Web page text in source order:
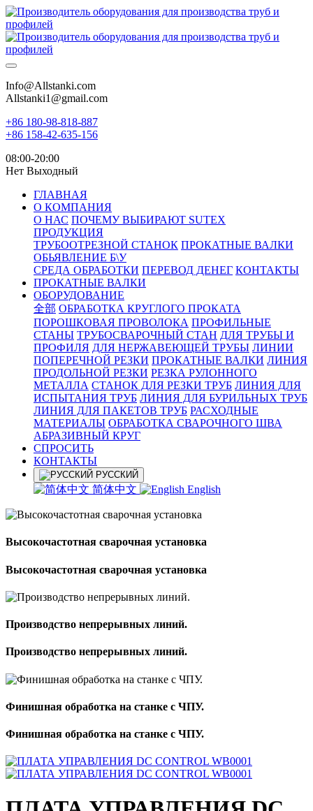
Info@Allstanki.com
Allstanki1@gmail.com
+86 180-98-818-887
+86 158-42-635-156
08:00-20:00
Нет Выходный
ГЛАВНАЯ
О КОМПАНИЯ
О НАС ПОЧЕМУ ВЫБИРАЮТ SUTEX
ПРОДУКЦИЯ
ТРУБООТРЕЗНОЙ СТАНОК ПРОКАТНЫЕ ВАЛКИ
ОБЬЯВЛЕНИЕ Б\У
СРЕДА ОБРАБОТКИ ПЕРЕВОД ДЕНЕГ КОНТАКТЫ
ПРОКАТНЫЕ ВАЛКИ
ОБОРУДОВАНИЕ
全部 ОБРАБОТКА КРУГЛОГО ПРОКАТА
ПОРОШКОВАЯ ПРОВОЛОКА ПРОФИЛЬНЫЕ
СТАНЫ ТРУБОСВАРОЧНЫЙ СТАН ДЛЯ ТРУБЫ И
ПРОФИЛЯ ДЛЯ НЕРЖАВЕЮЩЕЙ ТРУБЫ ЛИНИИ
ПОПЕРЕЧНОЙ РЕЗКИ ПРОКАТНЫЕ ВАЛКИ ЛИНИЯ
ПРОДОЛЬНОЙ РЕЗКИ РЕЗКА РУЛОННОГО
МЕТАЛЛА СТАНОК ДЛЯ РЕЗКИ ТРУБ ЛИНИЯ ДЛЯ
ИСПЫТАНИЯ ТРУБ ЛИНИЯ ДЛЯ БУРИЛЬНЫХ ТРУБ
ЛИНИЯ ДЛЯ ПАКЕТОВ ТРУБ РАСХОДНЫЕ
МАТЕРИАЛЫ OБРАБОТКА СВАРОЧНОГО ШВА
АБРАЗИВНЫЙ КРУГ
СПРОСИТЬ
КОНТАКТЫ
РУССКИЙ
简体中文 English
Высокочастотная сварочная установка
Высокочастотная сварочная установка
Производство непрерывных линий.
Производство непрерывных линий.
Финишная обработка на станке с ЧПУ.
Финишная обработка на станке с ЧПУ.